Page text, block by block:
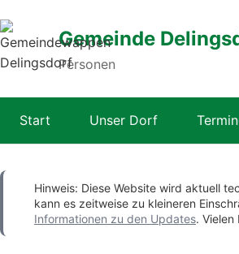
Gemeinde
Personen
Start Unser Dorf
Hinweis: Diese Website wird aktuell
kann es zeitweise zu kleineren
Informationen zu den Updates. Vielen